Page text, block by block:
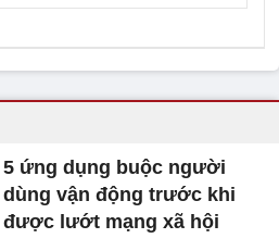
5 ứng dụng buộc người
dùng vận động trước khi
được lướt mạng xã hội